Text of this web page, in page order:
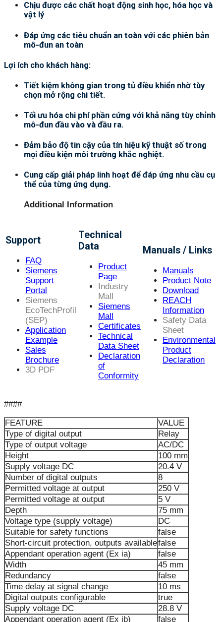
Chịu được các chất hoạt động sinh học, hóa học và
vật lý
Đáp ứng các tiêu chuẩn an toàn với các phiên bản
mô-đun an toàn
Lợi ích cho khách hàng:
Tiết kiệm không gian trong tủ điều khiển nhờ tùy
chọn mở rộng chi tiết.
Tối ưu hóa chi phí phần cứng với khả năng tùy chỉnh
mô-đun đầu vào và đầu ra.
Đảm bảo độ tin cậy của tín hiệu kỹ thuật số trong
mọi điều kiện môi trường khắc nghiệt.
Cung cấp giải pháp linh hoạt để đáp ứng nhu cầu cụ
thể của từng ứng dụng.
Additional Information
Support
FAQ
Siemens
Support
Portal
Siemens
EcoTechProfil
(SEP)
Application
Example
Sales
Brochure
3D PDF
Technical
Data
Product
Page
Industry
Mall
Siemens
Mall
Certificates
Technical
Data Sheet
Declaration
of
Conformity
Manuals / Links
Manuals
Product Note
Download
REACH
Information
Safety Data
Sheet
Environmental
Product
Declaration
####
FEATURE
VALUE
Type of digital output
Relay
Type of output voltage
AC/DC
Height
100 mm
Supply voltage DC
20.4 V
Number of digital outputs
8
Permitted voltage at output
250 V
Permitted voltage at output
5 V
Depth
75 mm
Voltage type (supply voltage)
DC
Suitable for safety functions
false
Short-circuit protection, outputs availablefalse
Appendant operation agent (Ex ia)
false
Width
45 mm
Redundancy
false
Time delay at signal change
10 ms
Digital outputs configurable
true
Supply voltage DC
28.8 V
Appendant operation agent (Ex ib)
false